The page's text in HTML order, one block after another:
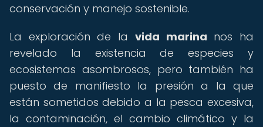
conservación y manejo sostenible.
La exploración de la vida marina nos ha
revelado la existencia de especies y
ecosistemas asombrosos, pero también ha
puesto de manifiesto la presión a la que
están sometidos debido a la pesca excesiva,
la contaminación, el cambio climático y la